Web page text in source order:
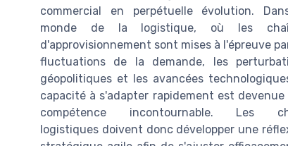
commercial en perpétuelle évolution.
monde de la logistique, où les
d'approvisionnement sont mises à l'épreuve
fluctuations de la demande, les
géopolitiques et les avancées
capacité à s'adapter rapidement est devenue
compétence incontournable. Les
logistiques doivent donc développer une